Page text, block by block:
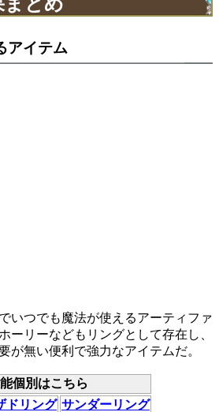
アイテム
いつでも魔法が使えるアーティファ
ーリーなどもリングとして存在し、
が無い便利で強力なアイテムだ。
個別はこちら
ドリング サンダーリング